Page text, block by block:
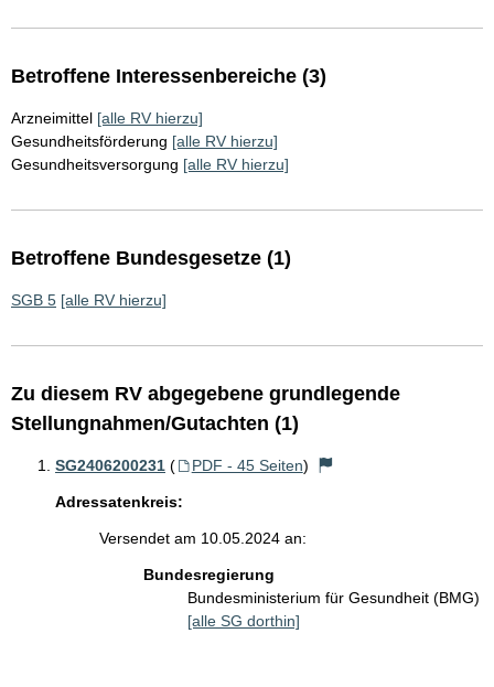
Betroffene Interessenbereiche (3)
Arzneimittel [alle RV hierzu]
Gesundheitsförderung [alle RV hierzu]
Gesundheitsversorgung [alle RV hierzu]
Betroffene Bundesgesetze (1)
SGB 5 [alle RV hierzu]
Zu diesem RV abgegebene grundlegende
Stellungnahmen/Gutachten (1)
SG2406200231 ( PDF - 45 Seiten)
Adressatenkreis:
Versendet am 10.05.2024 an:
Bundesregierung
Bundesministerium für Gesundheit (BMG)
[alle SG dorthin]